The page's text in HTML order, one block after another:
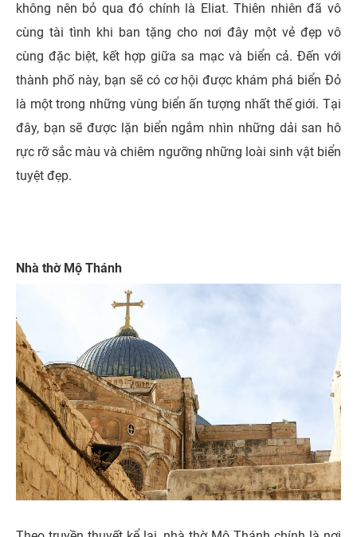
không nên bỏ qua đó chính là Eliat. Thiên nhiên đã vô
cùng tài tình khi ban tặng cho nơi đây một vẻ đẹp vô
cùng đặc biệt, kết hợp giữa sa mạc và biển cả. Đến với
thành phố này, bạn sẽ có cơ hội được khám phá biển Đỏ
là một trong những vùng biển ấn tượng nhất thế giới. Tại
đây, bạn sẽ được lặn biển ngắm nhìn những dải san hô
rực rỡ sắc màu và chiêm ngưỡng những loài sinh vật biển
tuyệt đẹp.
Nhà thờ Mộ Thánh